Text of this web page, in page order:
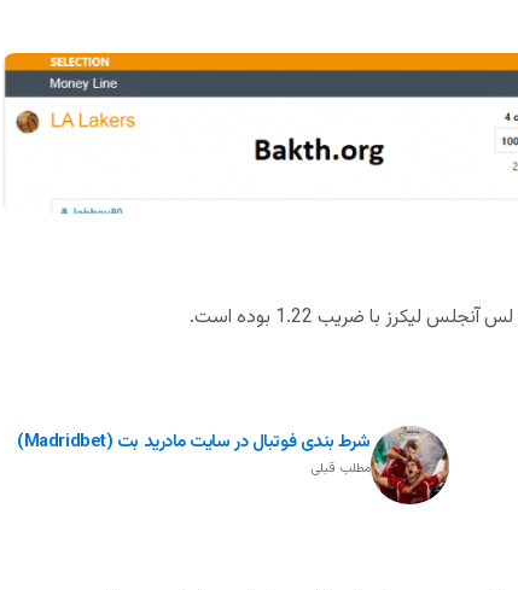
با ضریب 1.22 بوده است.
شرط بندی فوتبال در سایت مادرید بت (Madridbet)
مطلب قبلی